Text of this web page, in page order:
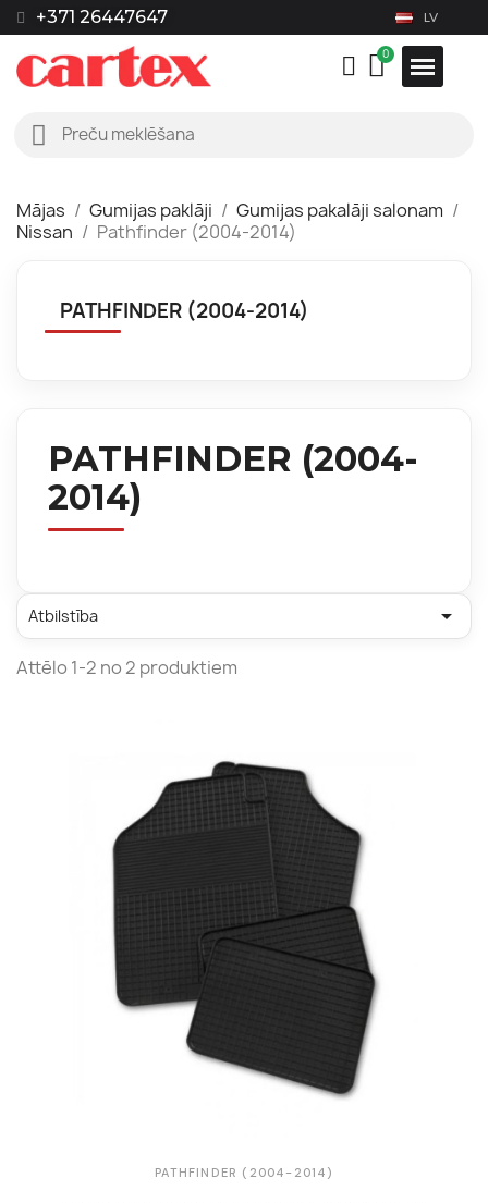
+371 26447647 LV
Mājas Gumijas paklāji
Gumijas pakalāji salonam
Nissan
Pathfinder (2004-2014)
PATHFINDER (2004-2014)
PATHFINDER (2004-
2014)
Atbilstība 
Attēlo 1-2 no 2 produktiem
PATHFINDER (2004-2014)